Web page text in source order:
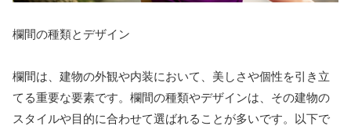
欄間の種類とデザイン
欄間は、建物の外観や内装において、美しさや個性を引き立
てる重要な要素です。欄間の種類やデザインは、その建物の
スタイルや目的に合わせて選ばれることが多いです。以下で